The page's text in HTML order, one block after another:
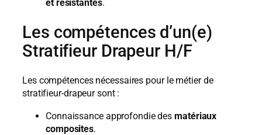
et résistantes.
Les compétences d’un(e)
Stratifieur Drapeur H/F
Les compétences nécessaires pour le métier de
stratifieur-drapeur sont :
Connaissance approfondie desmatériaux
composites.